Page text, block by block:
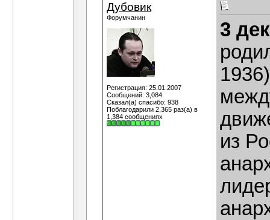
Дубовик
Форумчанин
Регистрация: 25.01.2007
Сообщений: 3,084
Сказал(а) спасибо: 938
Поблагодарили 2,365 раз(а) в
1,384 сообщениях
3
из